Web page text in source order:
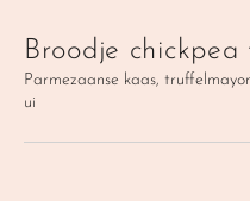
Broodje chickpea
Parmezaanse kaas,
ui